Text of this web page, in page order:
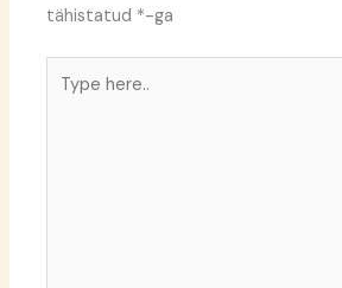
tähistatud *-ga
here..